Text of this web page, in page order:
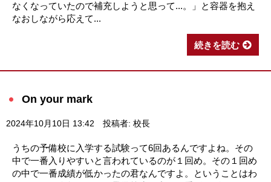
なくなっていたので補充しようと思って...。」と容器を抱え
なおしながら応えて...
続きを読む
On your mark
2024年10月10日 13:42 投稿者: 校長
うちの予備校に入学する試験って6回あるんですよね。その
中で一番入りやすいと言われているのが１回め。その１回め
の中で一番成績が低かったの君なんですよ。ということはわ